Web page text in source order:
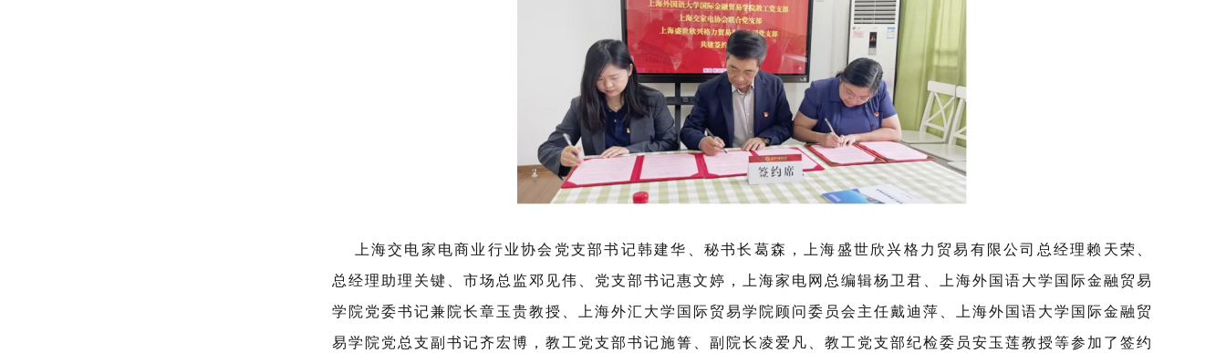
上海交电家电商业行业协会党支部书记韩建华、秘书长葛森，上海盛世欣兴格力贸易有限公司总经理赖天荣、
总经理助理关键、市场总监邓见伟、党支部书记惠文婷，上海家电网总编辑杨卫君、 上海外国语大学国际金融贸易
学院党委书记兼院长章玉贵教授 、上海外汇大学国际贸易学院顾问委员会主任戴迪萍、上海外国语大学国际金融贸
易学院党总支副书记齐宏博，教工党支部书记施箐、副院长凌爱凡、教工党支部纪检委员安玉莲教授等参加了签约